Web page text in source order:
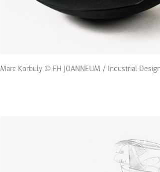
Marc Korbuly © FH JOANNEUM / Industrial Design